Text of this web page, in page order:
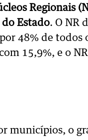
Regionais
Estado. O NR
48% de todos
15,9%, e o
municípios, o